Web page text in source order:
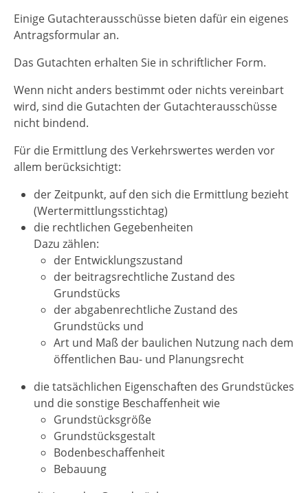
Einige Gutachterausschüsse bieten dafür ein eigenes
Antragsformular an.
Das Gutachten erhalten Sie in schriftlicher Form.
Wenn nicht anders bestimmt oder nichts vereinbart
wird, sind die Gutachten der Gutachterausschüsse
nicht bindend.
Für die Ermittlung des Verkehrswertes werden vor
allem berücksichtigt:
der Zeitpunkt, auf den sich die Ermittlung bezieht
(Wertermittlungsstichtag)
die rechtlichen Gegebenheiten
Dazu zählen:
der Entwicklungszustand
der beitragsrechtliche Zustand des
Grundstücks
der abgabenrechtliche Zustand des
Grundstücks und
Art und Maß der baulichen Nutzung nach dem
öffentlichen Bau- und Planungsrecht
die tatsächlichen Eigenschaften des Grundstückes
und die sonstige Beschaffenheitwie
Grundstücksgröße
Grundstücksgestalt
Bodenbeschaffenheit
Bebauung